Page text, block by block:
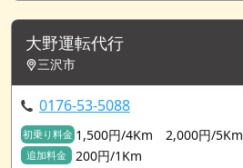
大野運転代行
三沢市
0176-53-5088
初乗り料金 1,500円/4Km 2,000円/5Km
追加料金 200円/1Km